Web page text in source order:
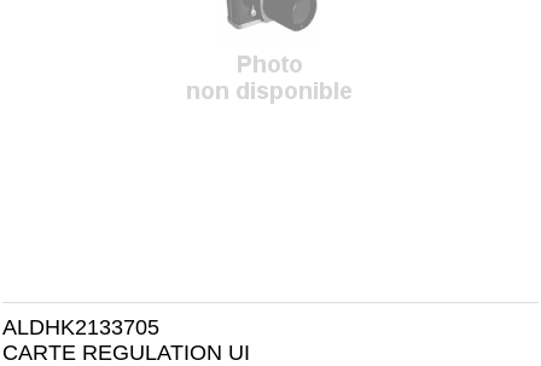
ALDHK2133705
CARTE REGULATION UI